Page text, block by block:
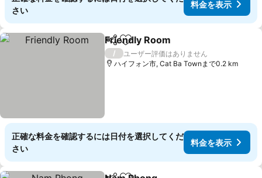
さい
料金を表示
シェアお気に入りに追加
Friendly Room
/
ユーザー評価はありません
ハイフォン市, Cat Ba Townまで0.2 km
正確な料金を確認するには日付を選択してくだ
さい
料金を表示